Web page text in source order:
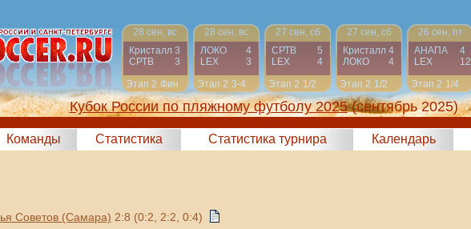
28 сен, вс
Кристалл 3
СРТВ
3
Этап 2 Фин
28 сен, вс
ЛОКО
4
LEX
3
Этап 2 3-4
27 сен, сб
СРТВ
5
LEX
4
Этап 2 1/2
27 сен, сб
Кристалл 4
ЛОКО
4
Этап 2 1/2
26 сен, пт
АНАПА
4
LEX
12
Этап 2 1/4
Кубок России по пляжному футболу 2025 (сентябрь 2025)
Команды Статистика Статистика турнира Календарь
Советов (Самара) 2:8 (0:2, 2:2, 0:4)